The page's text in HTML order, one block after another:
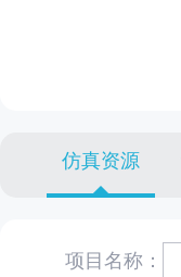
仿真资源
项目名称：